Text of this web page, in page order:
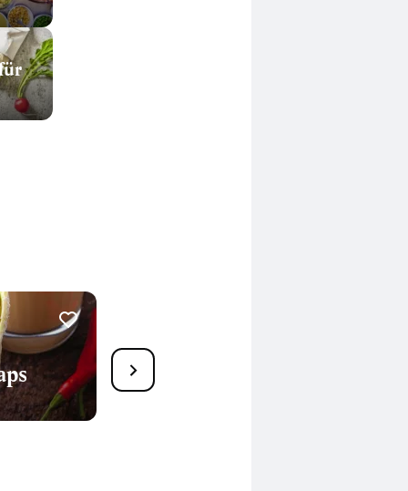
15
Wraps mit Avocadocreme
30 Min.